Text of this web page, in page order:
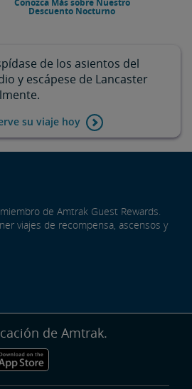
Conozca Más sobre Nuestro
Descuento Nocturno
de los asientos del
y escápese de Lancaster
su viaje hoy
de Amtrak Guest Rewards.
viajes de recompensa, ascensos y
de Amtrak.